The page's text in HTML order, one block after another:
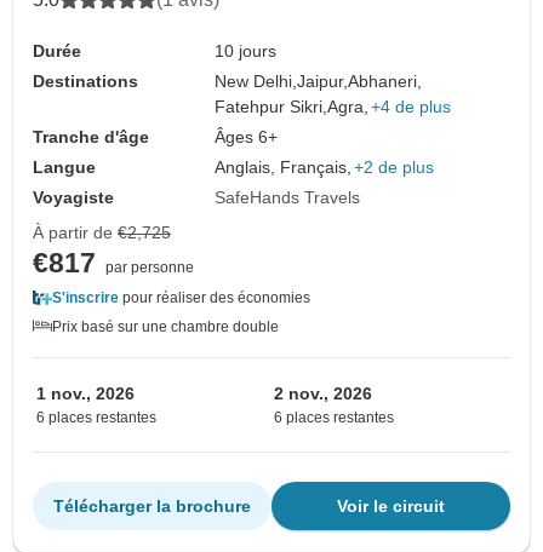
Durée
10 jours
Destinations
New Delhi,Jaipur,Abhaneri,
Fatehpur Sikri,Agra, +4 de plus
Tranche d'âge
Âges 6+
Langue
Anglais, Français, +2 de plus
Voyagiste
SafeHands Travels
À partir de €2,725
€817
par personne
S'inscrire pour réaliser des économies
Prix basé sur une chambre double
1 nov., 2026
6 places restantes
2 nov., 2026
6 places restantes
Voir le circuit
Télécharger la brochure